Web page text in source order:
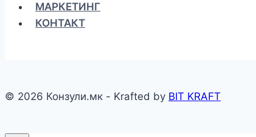
МАРКЕТИНГ
КОНТАКТ
© 2026 Конзули.мк - Krafted by BIT KRAFT